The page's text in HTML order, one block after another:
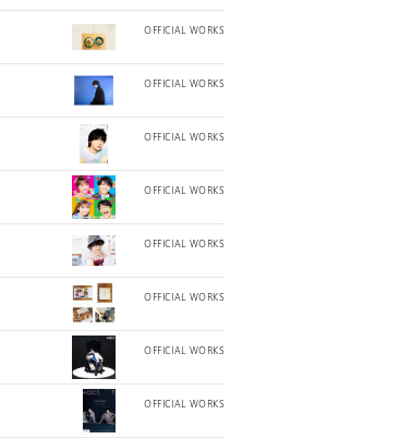
OFFICIAL WORKS
OFFICIAL WORKS
OFFICIAL WORKS
OFFICIAL WORKS
OFFICIAL WORKS
OFFICIAL WORKS
OFFICIAL WORKS
OFFICIAL WORKS